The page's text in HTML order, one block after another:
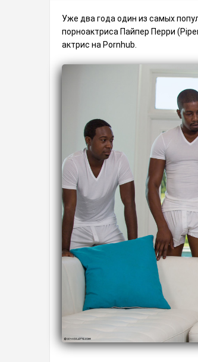
Уже два года один из самых
порноактриса Пайпер Перри
актрис на Pornhub.